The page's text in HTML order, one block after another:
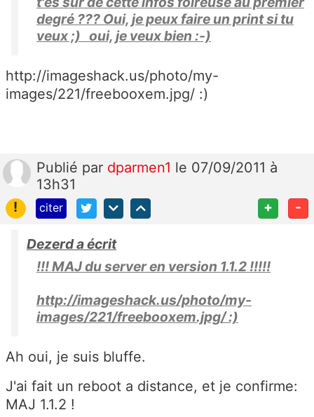
degré ??? Oui, je peux faire un print si tu
veux ;) oui, je veux bien :-)
http://imageshack.us/photo/my-
images/221/freebooxem.jpg/ :)
Publié par dparmen1 le 07/09/2011 à
13h31
!
citer + -
Dezerd a écrit
!!! MAJ du server en version 1.1.2 !!!!!
http://imageshack.us/photo/my-
images/221/freebooxem.jpg/ :)
Ah oui, je suis bluffe.
J'ai fait un reboot a distance, et je confirme:
MAJ 1.1.2 !